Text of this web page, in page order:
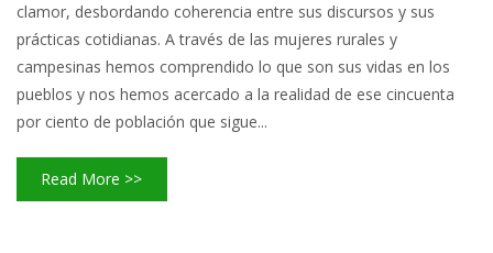
clamor, desbordando coherencia entre sus discursos y sus
prácticas cotidianas. A través de las mujeres rurales y
campesinas hemos comprendido lo que son sus vidas en los
pueblos y nos hemos acercado a la realidad de ese cincuenta
por ciento de población que sigue...
Read More >>